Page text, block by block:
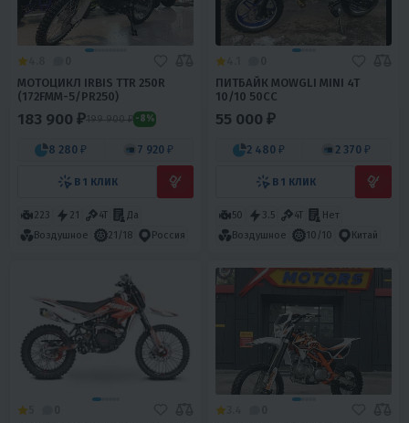
МОТОЦИКЛ IRBIS TTR 250R
(172FMM-5/PR250)
183 900 ₽199 900 ₽ -8%
8 280 ₽ 7 920 ₽
В 1 КЛИК
223 21 4T
Да
Воздушное
21/18 Россия
ПИТБАЙК MOWGLI MINI 4T
10/10 50CC
55 000 ₽
2 480 ₽ 2 370 ₽
В 1 КЛИК
50 3.5 4T
Нет
Воздушное
10/10 Китай